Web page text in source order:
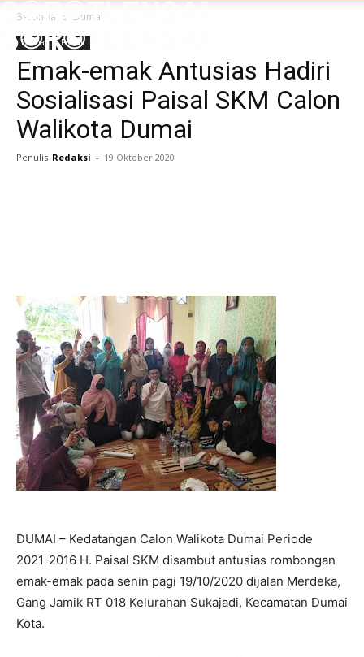
Beranda Dumai
Dumai Politik
Emak-emak Antusias Hadiri
Sosialisasi Paisal SKM Calon
Walikota Dumai
Penulis Redaksi - 19 Oktober 2020
DUMAI – Kedatangan Calon Walikota Dumai Periode
2021-2016 H. Paisal SKM disambut antusias rombongan
emak-emak pada senin pagi 19/10/2020 dijalan Merdeka,
Gang Jamik RT 018 Kelurahan Sukajadi, Kecamatan Dumai
Kota.